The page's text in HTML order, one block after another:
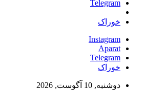
Telegram
خوراک
Instagram
Aparat
Telegram
خوراک
دوشنبه, 10 آگوست, 2026